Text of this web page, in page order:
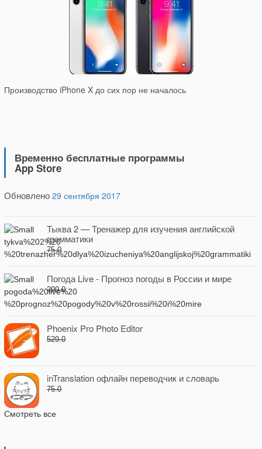
Производство iPhone X до сих пор не началось
Временно бесплатные программы
App Store
Обновлено 29 сентября 2017
Тыква 2 — Тренажер для изучения английской
грамматики
75.0
Погода Live - Прогноз погоды в России и мире
299.0
Phoenix Pro Photo Editor
529.0
inTranslation офлайн переводчик и словарь
75.0
Смотреть все